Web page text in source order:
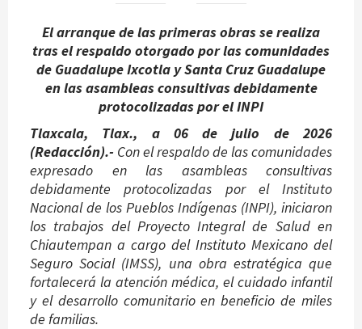
El arranque de las primeras obras se realiza
tras el respaldo otorgado por las comunidades
de Guadalupe Ixcotla y Santa Cruz Guadalupe
en las asambleas consultivas debidamente
protocolizadas por el INPI
Tlaxcala, Tlax., a 06 de julio de 2026
(Redacción).- Con el respaldo de las comunidades
expresado en las asambleas consultivas
debidamente protocolizadas por el Instituto
Nacional de los Pueblos Indígenas (INPI), iniciaron
los trabajos del Proyecto Integral de Salud en
Chiautempan a cargo del Instituto Mexicano del
Seguro Social (IMSS), una obra estratégica que
fortalecerá la atención médica, el cuidado infantil
y el desarrollo comunitario en beneficio de miles
de familias.